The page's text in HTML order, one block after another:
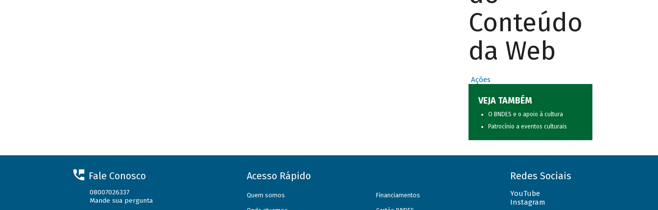
Conteúdo
da Web
Ações
VEJA TAMBÉM
O BNDES e o apoio à cultura
Patrocínio a eventos culturais
Fale Conosco
08007026337
Mande sua pergunta
Acesso Rápido
Quem somos Financiamentos
Redes Sociais
YouTube
Instagram